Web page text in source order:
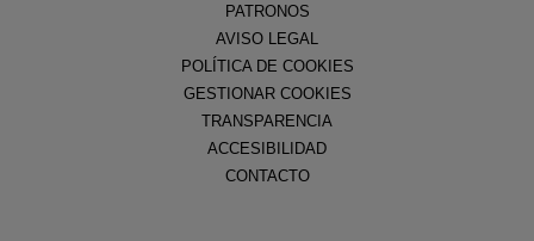
PATRONOS
AVISO LEGAL
POLÍTICA DE COOKIES
GESTIONAR COOKIES
TRANSPARENCIA
ACCESIBILIDAD
CONTACTO